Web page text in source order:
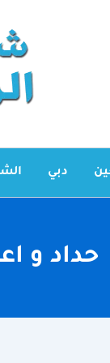
دبي
حداد و